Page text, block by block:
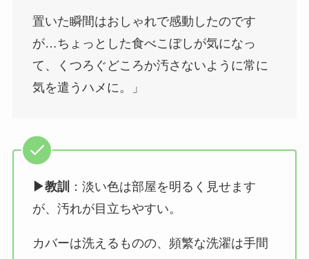
置いた瞬間はおしゃれで感動したのです
が…ちょっとした食べこぼしが気になっ
て、くつろぐどころか汚さないように常に
気を遣うハメに。」
▶︎教訓
：淡い色は部屋を明るく見せます
が、汚れが目立ちやすい。
カバーは洗えるものの、頻繁な洗濯は手間